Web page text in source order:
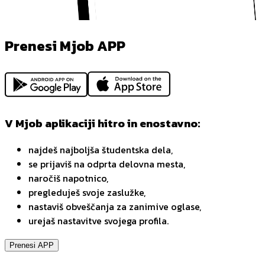
Prenesi Mjob APP
V Mjob aplikaciji hitro in enostavno:
najdeš najboljša študentska dela,
se prijaviš na odprta delovna mesta,
naročiš napotnico,
pregleduješ svoje zaslužke,
nastaviš obveščanja za zanimive oglase,
urejaš nastavitve svojega profila.
Prenesi APP